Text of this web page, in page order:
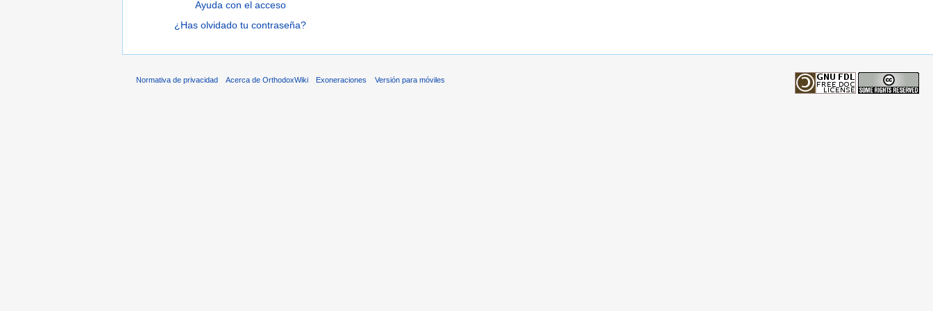
Ayuda con el acceso
¿Has olvidado tu contraseña?
Normativa de privacidad Acerca de OrthodoxWiki Exoneraciones Versión para móviles